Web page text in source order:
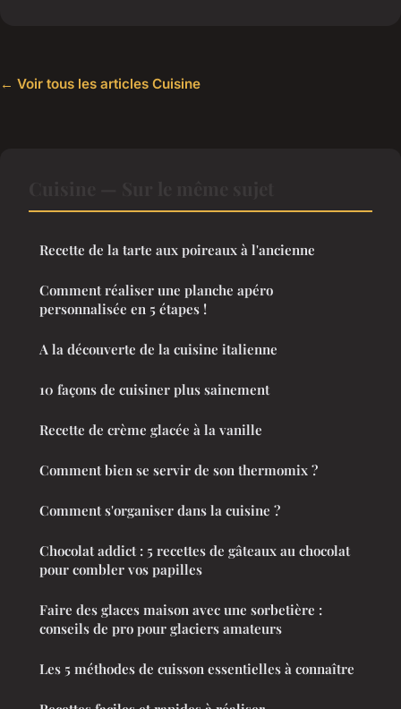
← Voir tous les articles Cuisine
Recette de la tarte aux poireaux à l'ancienne
Comment réaliser une planche apéro
personnalisée en 5 étapes !
A la découverte de la cuisine italienne
10 façons de cuisiner plus sainement
Recette de crème glacée à la vanille
Comment bien se servir de son thermomix ?
Comment s'organiser dans la cuisine ?
Chocolat addict : 5 recettes de gâteaux au chocolat
pour combler vos papilles
Faire des glaces maison avec une sorbetière :
conseils de pro pour glaciers amateurs
Les 5 méthodes de cuisson essentielles à connaître